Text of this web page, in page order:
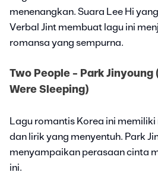
menenangkan. Suara Lee Hi
Verbal Jint membuat lagu ini
romansa yang sempurna.
Two People - Park Jinyoung
Were Sleeping)
Lagu romantis Korea ini
dan lirik yang menyentuh. Park
menyampaikan perasaan cinta
ini.